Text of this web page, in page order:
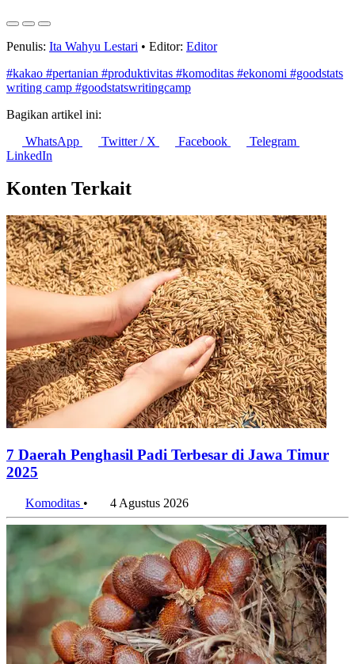
Penulis: Ita Wahyu Lestari • Editor: Editor
#kakao #pertanian #produktivitas #komoditas #ekonomi #goodstats
writing camp #goodstatswritingcamp
Bagikan artikel ini:
WhatsApp
Twitter / X Facebook
Telegram
LinkedIn
Konten Terkait
7 Daerah Penghasil Padi Terbesar di Jawa Timur
2025
Komoditas • 4 Agustus 2026